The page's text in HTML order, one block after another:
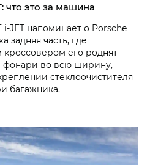
что это за машина
напоминает о Porsche
задняя часть, где
его роднят
фонари во всю ширину,
стеклоочистителя
багажника.